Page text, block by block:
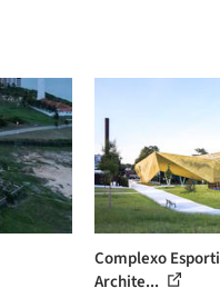
Complexo
Archite...